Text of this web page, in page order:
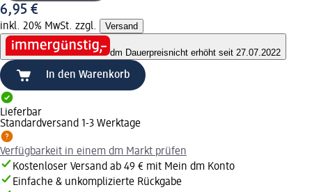
6,95 €
inkl. 20% MwSt. zzgl. Versand
dm Dauerpreisnicht erhöht seit 27.07.2022
In den Warenkorb
Lieferbar
Standardversand 1-3 Werktage
Verfügbarkeit in einem dm Markt prüfen
Kostenloser Versand ab 49 € mit Mein dm Konto
Einfache & unkomplizierte Rückgabe